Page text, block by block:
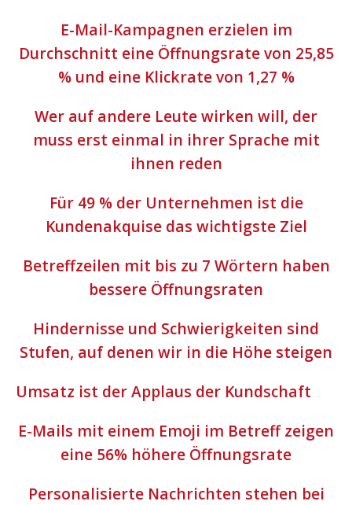
E-Mail-Kampagnen erzielen im
Durchschnitt eine Öffnungsrate von 25,85
% und eine Klickrate von 1,27 %
Wer auf andere Leute wirken will, der
muss erst einmal in ihrer Sprache mit
ihnen reden
Für 49 % der Unternehmen ist die
Kundenakquise das wichtigste Ziel
Betreffzeilen mit bis zu 7 Wörtern haben
bessere Öffnungsraten
Hindernisse und Schwierigkeiten sind
Stufen, auf denen wir in die Höhe steigen
Umsatz ist der Applaus der Kundschaft
E-Mails mit einem Emoji im Betreff zeigen
eine 56% höhere Öffnungsrate
Personalisierte Nachrichten stehen bei